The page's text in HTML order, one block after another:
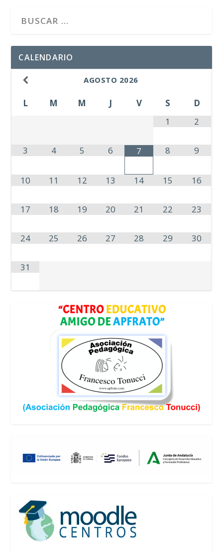
CALENDARIO
AGOSTO 2026
L M M J V S
D
1
2
3 4 5 6 7 8 9
10 11 12 13 14 15 16
17 18 19 20 21 22 23
24 25 26 27 28 29 30
31